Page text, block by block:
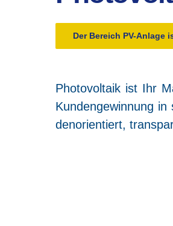
Der Bereich PV-Anla­ge
Pho­to­vol­ta­ik ist Ihr
Kun­den­ge­win­nung
den­ori­en­tiert,